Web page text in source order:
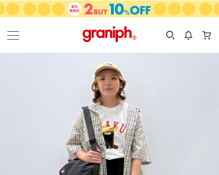
カテゴリーから探す
KIDS
カテゴリ
サイズ